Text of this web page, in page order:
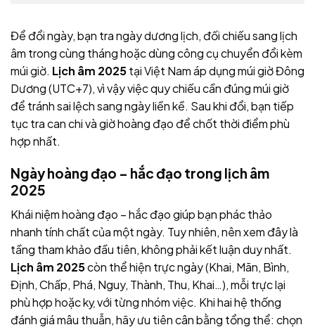
Để đổi ngày, bạn tra ngày dương lịch, đối chiếu sang lịch
âm trong cùng tháng hoặc dùng công cụ chuyển đổi kèm
múi giờ. Lịch âm 2025tại Việt Nam áp dụng múi giờ Đông
Dương (UTC+7), vì vậy việc quy chiếu cần đúng múi giờ
để tránh sai lệch sang ngày liền kề. Sau khi đổi, bạn tiếp
tục tra can chi và giờ hoàng đạo để chốt thời điểm phù
hợp nhất.
Ngày hoàng đạo – hắc đạo trong lịch âm
2025
Khái niệm hoàng đạo – hắc đạo giúp bạn phác thảo
nhanh tính chất của một ngày. Tuy nhiên, nên xem đây là
tầng tham khảo đầu tiên, không phải kết luận duy nhất.
Lịch âm 2025còn thể hiện trực ngày (Khai, Mãn, Bình,
Định, Chấp, Phá, Nguy, Thành, Thu, Khai…), mỗi trực lại
phù hợp hoặc kỵ với từng nhóm việc. Khi hai hệ thống
đánh giá mâu thuẫn, hãy ưu tiên cân bằng tổng thể: chọn